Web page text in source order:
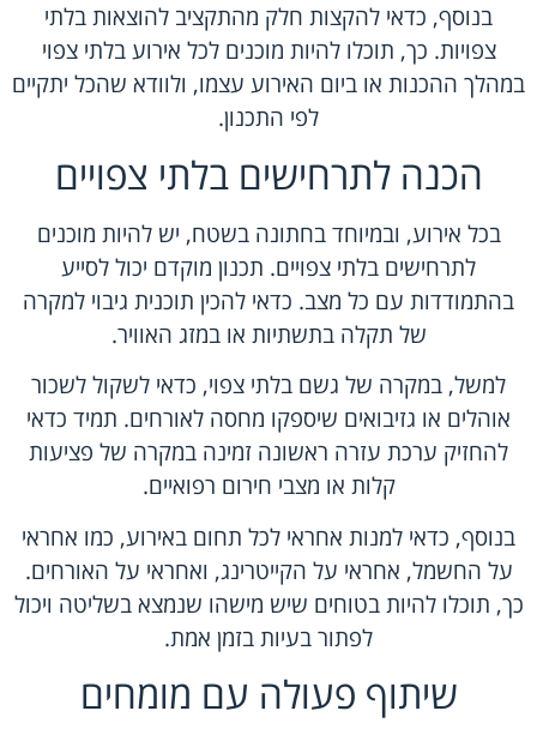
בנוסף, כדאי להקצות חלק מהתקציב להוצאות בלתי
צפויות. כך, תוכלו להיות מוכנים לכל אירוע בלתי צפוי
במהלך ההכנות או ביום האירוע עצמו, ולוודא שהכל יתקיים
לפי התכנון.
הכנה לתרחישים בלתי צפויים
בכל אירוע, ובמיוחד בחתונה בשטח, יש להיות מוכנים
לתרחישים בלתי צפויים. תכנון מוקדם יכול לסייע
בהתמודדות עם כל מצב. כדאי להכין תוכנית גיבוי למקרה
של תקלה בתשתיות או במזג האוויר.
למשל, במקרה של גשם בלתי צפוי, כדאי לשקול לשכור
אוהלים או גזיבואים שיספקו מחסה לאורחים. תמיד כדאי
להחזיק ערכת עזרה ראשונה זמינה במקרה של פציעות
קלות או מצבי חירום רפואיים.
בנוסף, כדאי למנות אחראי לכל תחום באירוע, כמו אחראי
על החשמל, אחראי על הקייטרינג, ואחראי על האורחים.
כך, תוכלו להיות בטוחים שיש מישהו שנמצא בשליטה ויכול
לפתור בעיות בזמן אמת.
שיתוף פעולה עם מומחים